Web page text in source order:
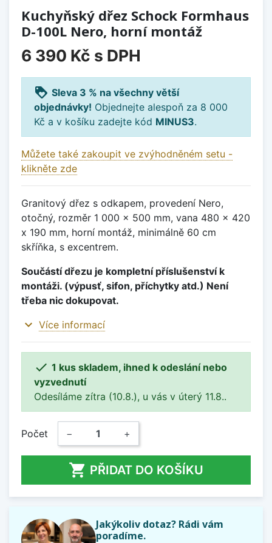
Kuchyňský dřez Schock Formhaus
D-100L Nero, horní montáž
6 390 Kč s DPH
loyalty Sleva 3 % na všechny větší
objednávky! Objednejte alespoň za 8 000
Kč a v košíku zadejte kód MINUS3.
Můžete také zakoupit ve zvýhodněném setu -
klikněte zde
Granitový dřez s odkapem, provedení Nero,
otočný, rozměr 1 000 x 500 mm, vana 480 x 420
x 190 mm, horní montáž, minimálně 60 cm
skříňka, s excentrem.
Součástí dřezu je kompletní příslušenství k
montáži. (výpusť, sifon, příchytky atd.) Není
třeba nic dokupovat.
expand_more Více informací
 1 kus skladem, ihned k odeslání nebo
vyzvednutí
Odesíláme zítra (10.8.), u vás v úterý 11.8..
Počet − +
 PŘIDAT DO KOŠÍKU
Jakýkoliv dotaz? Rádi vám
poradíme.